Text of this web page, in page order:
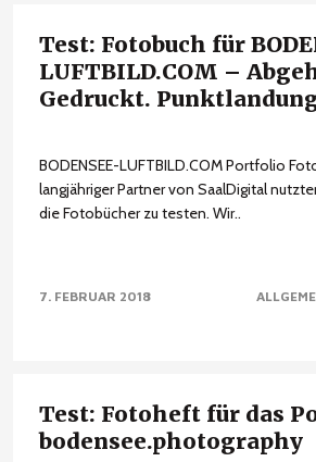
Test: Fotobuch für
LUFTBILD.COM –
Gedruckt.
BODENSEE-LUFTBILD.COM Portfolio
langjähriger Partner von SaalDigital
die Fotobücher zu testen. Wir..
7. FEBRUAR 2018
Test: Fotoheft für das
bodensee.photography